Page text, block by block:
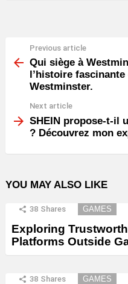
more
Previous article
Qui siège à
l’histoire
Westminster.
Next article
SHEIN propose-t-il
? Découvrez mon
YOU MAY ALSO LIKE
38 Shares GAMES
Exploring
Platforms Outside
38 Shares GAMES